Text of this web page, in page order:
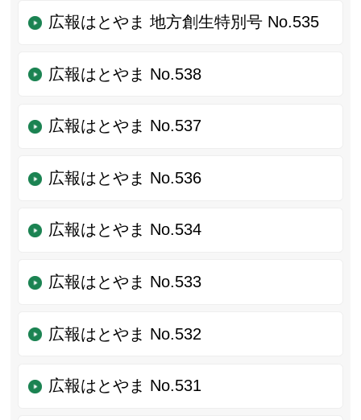
広報はとやま 地方創生特別号 No.535
広報はとやま No.538
広報はとやま No.537
広報はとやま No.536
広報はとやま No.534
広報はとやま No.533
広報はとやま No.532
広報はとやま No.531